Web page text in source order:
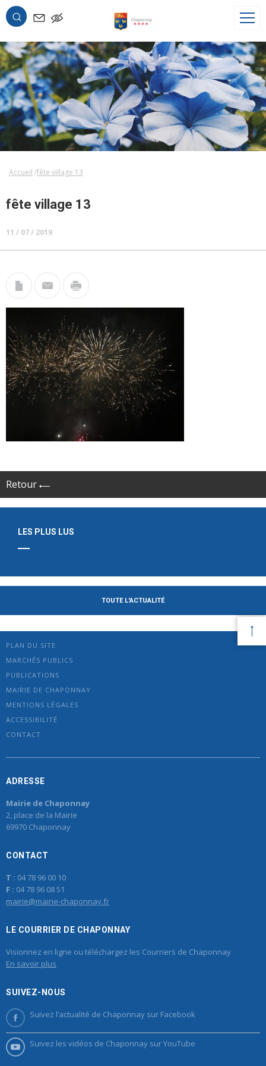
OK
Accueil fête village 13
fête village 13
11 / 07 / 2019
Retour
LES PLUS LUS
TOUTE L'ACTUALITÉ
PLAN DU SITE
MARCHÉS PUBLICS
PUBLICATIONS
MAIRIE DE CHAPONNAY
MENTIONS LÉGALES
ACCESSIBILITÉ
CONTACT
ADRESSE
Mairie de Chaponnay
2, place de la Mairie
69970 Chaponnay
CONTACT
T : 04 78 96 00 10
F : 04 78 96 08 51
mairie@mairie-chaponnay.fr
LE COURRIER DE CHAPONNAY
Visionnez en ligne ou téléchargez les Courriers de Chaponnay
En savoir plus
SUIVEZ-NOUS
Suivez l’actualité de Chaponnay sur Facebook
Suivez les vidéos de Chaponnay sur YouTube